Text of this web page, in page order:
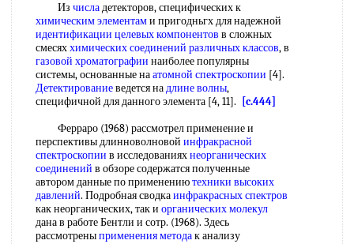
Из числадетекторов, специфических к
химическим элементами пригодньгх для надежной
идентификации целевых компонентов в сложных
смесяххимических соединений различных классов, в
газовой хроматографии наиболее популярны
системы, основанные наатомной спектроскопии [4].
Детектированиеведется надлине волны,
специфичной для данного элемента [4, 11].
[c.444]
Ферраро (1968) рассмотрел применение и
перспективы длинноволновой инфракрасной
спектроскопии в исследованияхнеорганических
соединений в обзоре содержатся полученные
автором данные по применениютехники высоких
давлений. Подробная сводкаинфракрасных спектров
как неорганических, так и органических молекул
дана в работе Бентли и сотр. (1968). Здесь
рассмотреныприменения методак анализу